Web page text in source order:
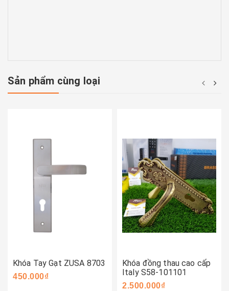
Sản phẩm cùng loại
Khóa Tay Gạt ZUSA 8703
450.000₫
Khóa đồng thau cao cấp
Italy S58-101101
2.500.000₫